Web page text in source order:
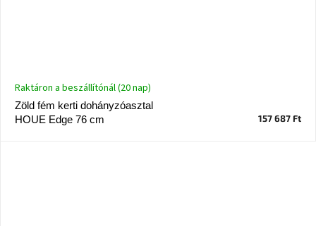
Zöld fém kerti dohányzóasztal
HOUE Edge 76 cm
Raktáron a beszállítónál (20 nap)
157 687 Ft